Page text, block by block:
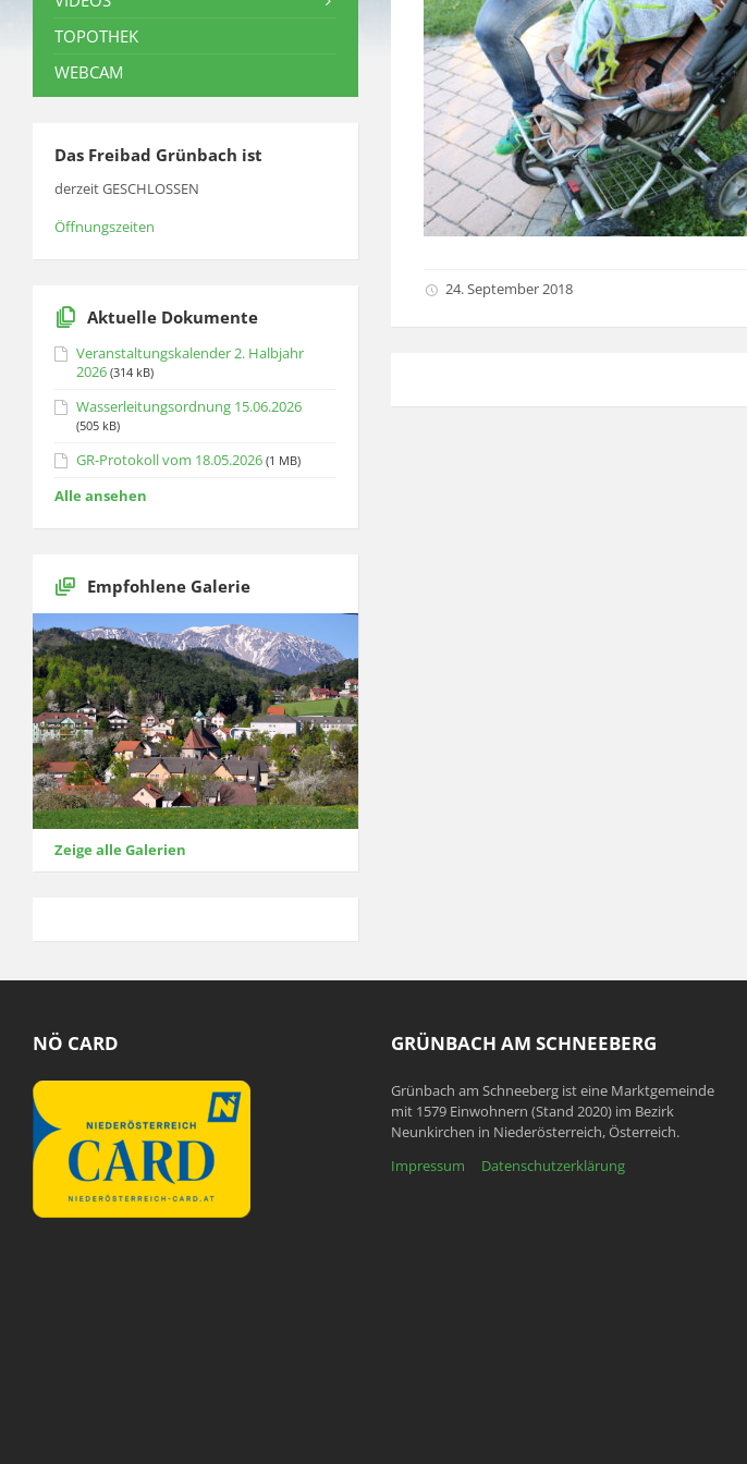
24. September 2018
TOPOTHEK
WEBCAM
Das Freibad Grünbach ist
derzeit GESCHLOSSEN
Öffnungszeiten
Aktuelle Dokumente
Veranstaltungskalender 2. Halbjahr
2026 (314 kB)
Wasserleitungsordnung 15.06.2026
(505 kB)
GR-Protokoll vom 18.05.2026 (1 MB)
Alle ansehen
Empfohlene Galerie
Zeige alle Galerien
NÖ CARD GRÜNBACH AM SCHNEEBERG
Grünbach am Schneeberg ist eine Marktgemeinde
mit 1579 Einwohnern (Stand 2020) im Bezirk
Neunkirchen in Niederösterreich, Österreich.
Impressum
Datenschutzerklärung